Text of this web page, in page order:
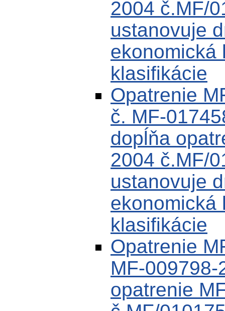
2004 č.MF/
ustanovuje
ekonomická
klasifikácie
Opatrenie
č. MF-
dopĺňa
2004 č.MF/
ustanovuje
ekonomická
klasifikácie
Opatrenie
MF-
opatrenie